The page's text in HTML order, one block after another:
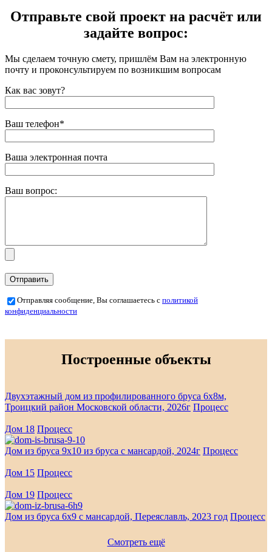
Отправьте свой проект на расчёт или
задайте вопрос:
Мы сделаем точную смету, пришлём Вам на электронную
почту и проконсультируем по возникшим вопросам
Как вас зовут?
Ваш телефон*
Ваша электронная почта
Ваш вопрос:
Отправляя сообщение, Вы соглашаетесь с политикой
конфиденциальности
Построенные объекты
Двухэтажный дом из профилированного бруса 6х8м,
Троицкий район Московской области, 2026г Процесс
Дом 18 Процесс
Дом из бруса 9х10 из бруса с мансардой, 2024г Процесс
Дом 15 Процесс
Дом 19 Процесс
Дом из бруса 6х9 с мансардой, Переяславль, 2023 год Процесс
Смотреть ещё